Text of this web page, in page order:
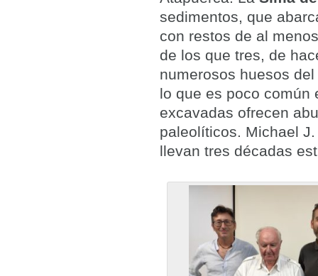
sedimentos, que
con restos de al
de los que tres, de
numerosos huesos
lo que es poco común
excavadas ofrecen
paleolíticos. Michael
llevan tres décadas